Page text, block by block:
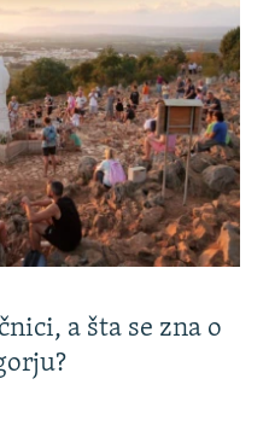
a šta se zna o